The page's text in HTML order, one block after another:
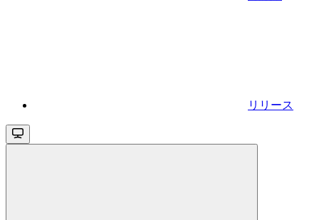
リリース